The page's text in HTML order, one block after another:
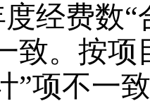
经费数“
致。按
”项不一